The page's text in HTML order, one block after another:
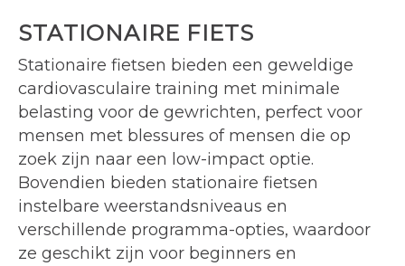
STATIONAIRE FIETS
Stationaire fietsen bieden een geweldige
cardiovasculaire training met minimale
belasting voor de gewrichten, perfect voor
mensen met blessures of mensen die op
zoek zijn naar een low-impact optie.
Bovendien bieden stationaire fietsen
instelbare weerstandsniveaus en
verschillende programma-opties, waardoor
ze geschikt zijn voor beginners en